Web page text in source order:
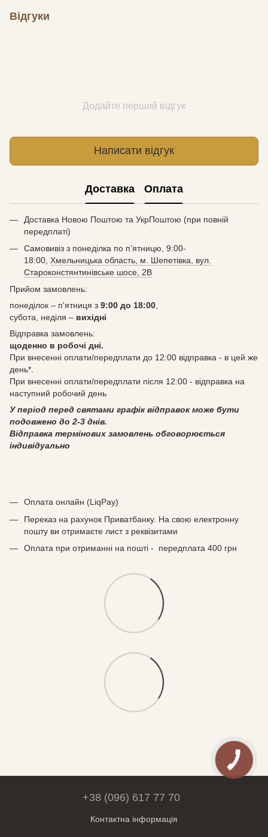
Відгуки
Додайте перший відгук
Написати відгук
Доставка Оплата
Доставка Новою Поштою та УкрПоштою (при повній
передплаті)
Самовивіз з понеділка по п’ятницю, 9:00-
18:00, Хмельницька область, м. Шепетівка, вул.
Староконстянтинівське шосе, 2В
Прийом замовлень:
понеділок – п'ятниця з 9:00 до 18:00,
субота, неділя – вихідні
Відправка замовлень:
щоденно в робочі дні.
При внесенні оплати/передплати до 12:00 відправка - в цей же
день*.
При внесенні оплати/передплати після 12:00 - відправка на
наступний робочий день
У період перед святами графік відправок може бути
подовжено до 2-3 днів.
Відправка термінових замовлень обговорюється
індивідуально
Оплата онлайн (LiqPay)
Переказ на рахунок Приватбанку. На свою електронну
пошту ви отримаєте лист з реквізитами
Оплата при отриманні на пошті - передплата 400 грн
+38 (096) 617 77 70
Контактна інформація